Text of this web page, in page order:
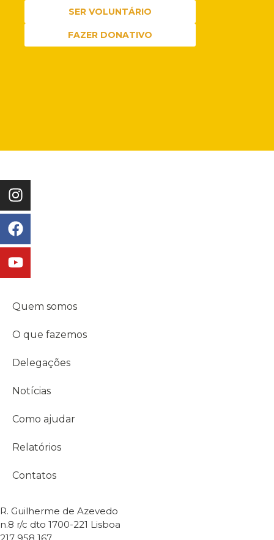
SER VOLUNTÁRIO
FAZER DONATIVO
Quem somos
O que fazemos
Delegações
Notícias
Como ajudar
Relatórios
Contatos
R. Guilherme de Azevedo
n.8 r/c dto 1700-221 Lisboa